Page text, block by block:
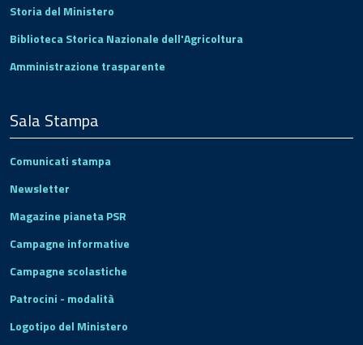
Storia del Ministero
Biblioteca Storica Nazionale dell'Agricoltura
Amministrazione trasparente
Sala Stampa
Comunicati stampa
Newsletter
Magazine pianeta PSR
Campagne informative
Campagne scolastiche
Patrocini - modalità
Logotipo del Ministero